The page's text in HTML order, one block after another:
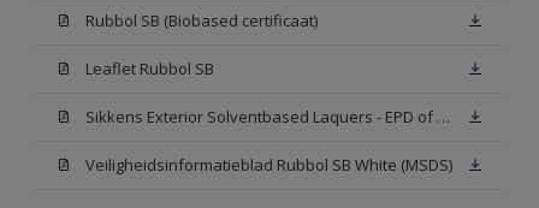
Rubbol SB (Biobased certificaat)
Leaflet Rubbol SB
Sikkens Exterior Solventbased Laquers - EPD of Milieuproductverklaring
Veiligheidsinformatieblad Rubbol SB White (MSDS)